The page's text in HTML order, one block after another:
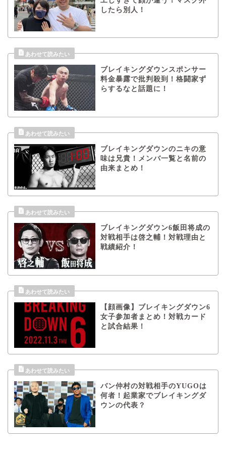
したら別人！
ブレイキングダウンスポンサー
料金暴露で批判殺到！格闘家ず
らするなと話題に！
ブレイキングダウンのニキの意
味は兄貴！メンバ一覧と名前の
由来まとめ！
ブレイキングダウン6飯田将成の
対戦相手は啓之輔！対戦理由と
戦績紹介！
【顔画像】ブレイキングダウン6
女子参加者まとめ！対戦カード
と試合結果！
バン仲村の対戦相手のYUGOは
何者！起業家でブレイキングダ
ウンの代表？